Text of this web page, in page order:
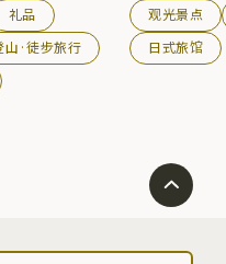
礼品
山·徒步旅行
观光景点
日式旅馆